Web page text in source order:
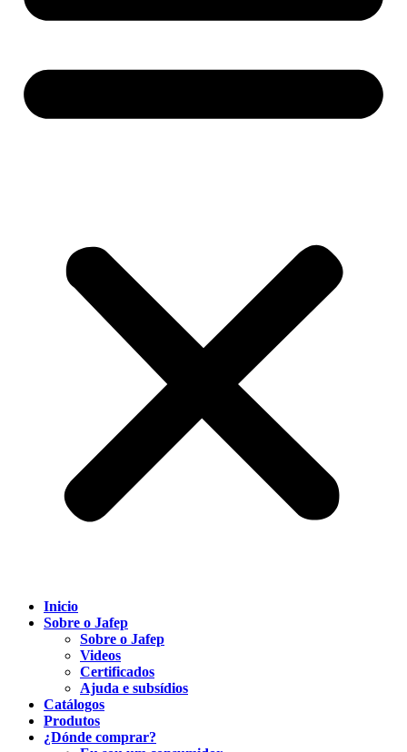
Inicio
Sobre o Jafep
Sobre o Jafep
Videos
Certificados
Ajuda e subsídios
Catálogos
Produtos
¿Dónde comprar?